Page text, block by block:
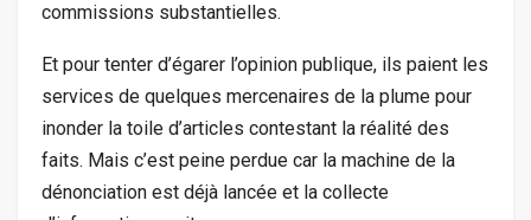
commissions substantielles.
Et pour tenter d’égarer l’opinion publique, ils paient les
services de quelques mercenaires de la plume pour
inonder la toile d’articles contestant la réalité des
faits. Mais c’est peine perdue car la machine de la
dénonciation est déjà lancée et la collecte